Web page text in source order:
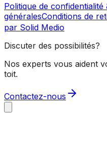
Politique de confidentialité
généralesConditions de
par Solid Medio
Discuter des possibilités?
Nos experts vous aident
toit.
Contactez-nous